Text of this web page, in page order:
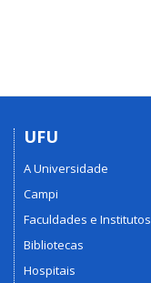
UFU
A Universidade
Campi
Faculdades e Institutos
Bibliotecas
Hospitais